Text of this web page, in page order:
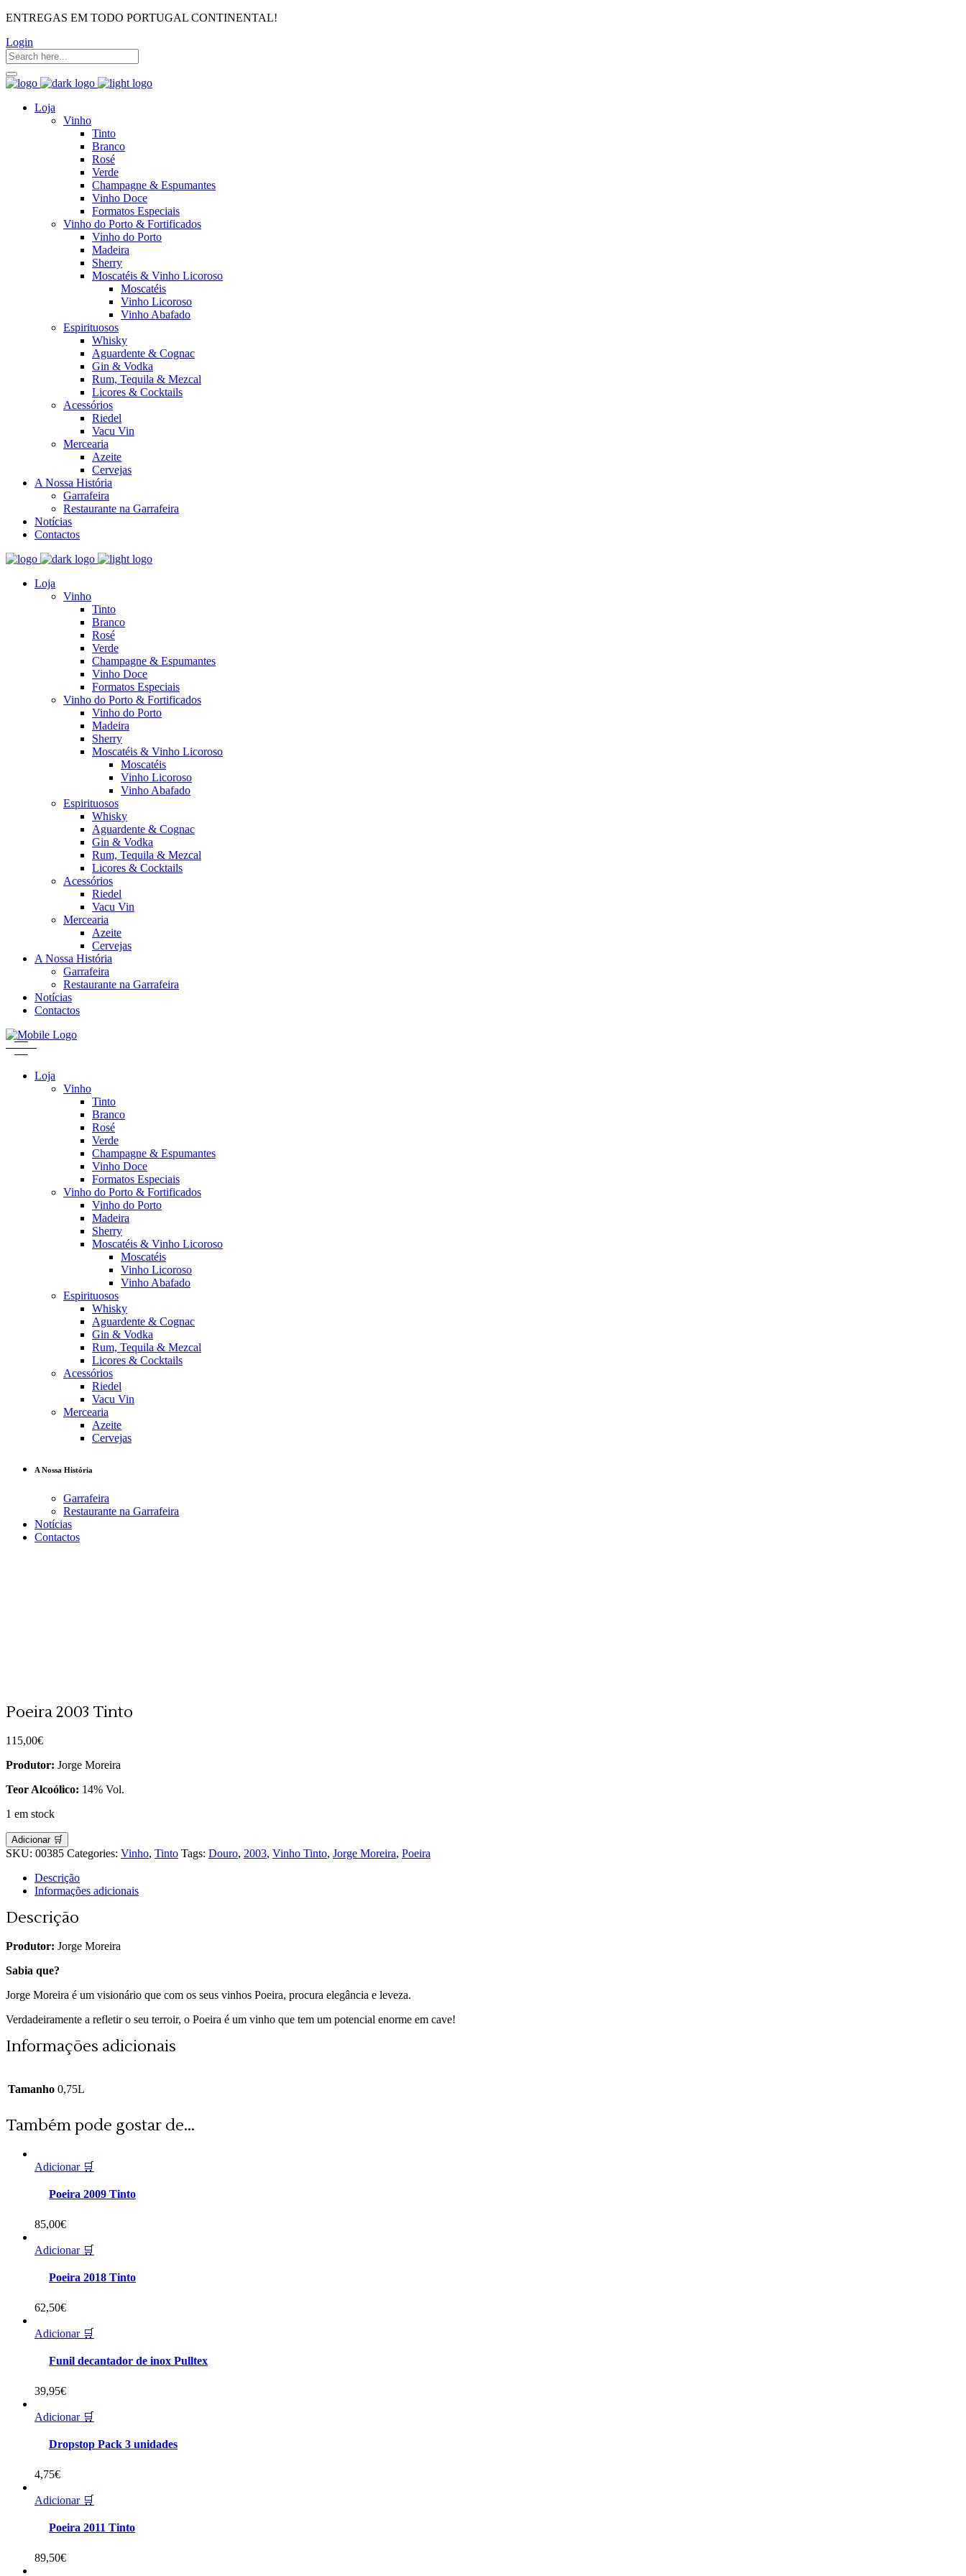
ENTREGAS EM TODO PORTUGAL CONTINENTAL!
Login
Loja
Vinho
Tinto
Branco
Rosé
Verde
Champagne & Espumantes
Vinho Doce
Formatos Especiais
Vinho do Porto & Fortificados
Vinho do Porto
Madeira
Sherry
Moscatéis & Vinho Licoroso
Moscatéis
Vinho Licoroso
Vinho Abafado
Espirituosos
Whisky
Aguardente & Cognac
Gin & Vodka
Rum, Tequila & Mezcal
Licores & Cocktails
Acessórios
Riedel
Vacu Vin
Mercearia
Azeite
Cervejas
A Nossa História
Garrafeira
Restaurante na Garrafeira
Notícias
Contactos
Loja
Vinho
Tinto
Branco
Rosé
Verde
Champagne & Espumantes
Vinho Doce
Formatos Especiais
Vinho do Porto & Fortificados
Vinho do Porto
Madeira
Sherry
Moscatéis & Vinho Licoroso
Moscatéis
Vinho Licoroso
Vinho Abafado
Espirituosos
Whisky
Aguardente & Cognac
Gin & Vodka
Rum, Tequila & Mezcal
Licores & Cocktails
Acessórios
Riedel
Vacu Vin
Mercearia
Azeite
Cervejas
A Nossa História
Garrafeira
Restaurante na Garrafeira
Notícias
Contactos
Loja
Vinho
Tinto
Branco
Rosé
Verde
Champagne & Espumantes
Vinho Doce
Formatos Especiais
Vinho do Porto & Fortificados
Vinho do Porto
Madeira
Sherry
Moscatéis & Vinho Licoroso
Moscatéis
Vinho Licoroso
Vinho Abafado
Espirituosos
Whisky
Aguardente & Cognac
Gin & Vodka
Rum, Tequila & Mezcal
Licores & Cocktails
Acessórios
Riedel
Vacu Vin
Mercearia
Azeite
Cervejas
A Nossa História
Garrafeira
Restaurante na Garrafeira
Notícias
Contactos
Poeira 2003 Tinto
115,00€
Produtor: Jorge Moreira
Teor Alcoólico: 14% Vol.
1 em stock
Adicionar 🛒
SKU: 00385 Categories: Vinho, Tinto Tags: Douro, 2003, Vinho Tinto, Jorge Moreira, Poeira
Descrição
Informações adicionais
Descrição
Produtor: Jorge Moreira
Sabia que?
Jorge Moreira é um visionário que com os seus vinhos Poeira, procura elegância e leveza.
Verdadeiramente a refletir o seu terroir, o Poeira é um vinho que tem um potencial enorme em cave!
Informações adicionais
Tamanho 0,75L
Também pode gostar de...
Adicionar 🛒
Poeira 2009 Tinto
85,00€
Adicionar 🛒
Poeira 2018 Tinto
62,50€
Adicionar 🛒
Funil decantador de inox Pulltex
39,95€
Adicionar 🛒
Dropstop Pack 3 unidades
4,75€
Adicionar 🛒
Poeira 2011 Tinto
89,50€